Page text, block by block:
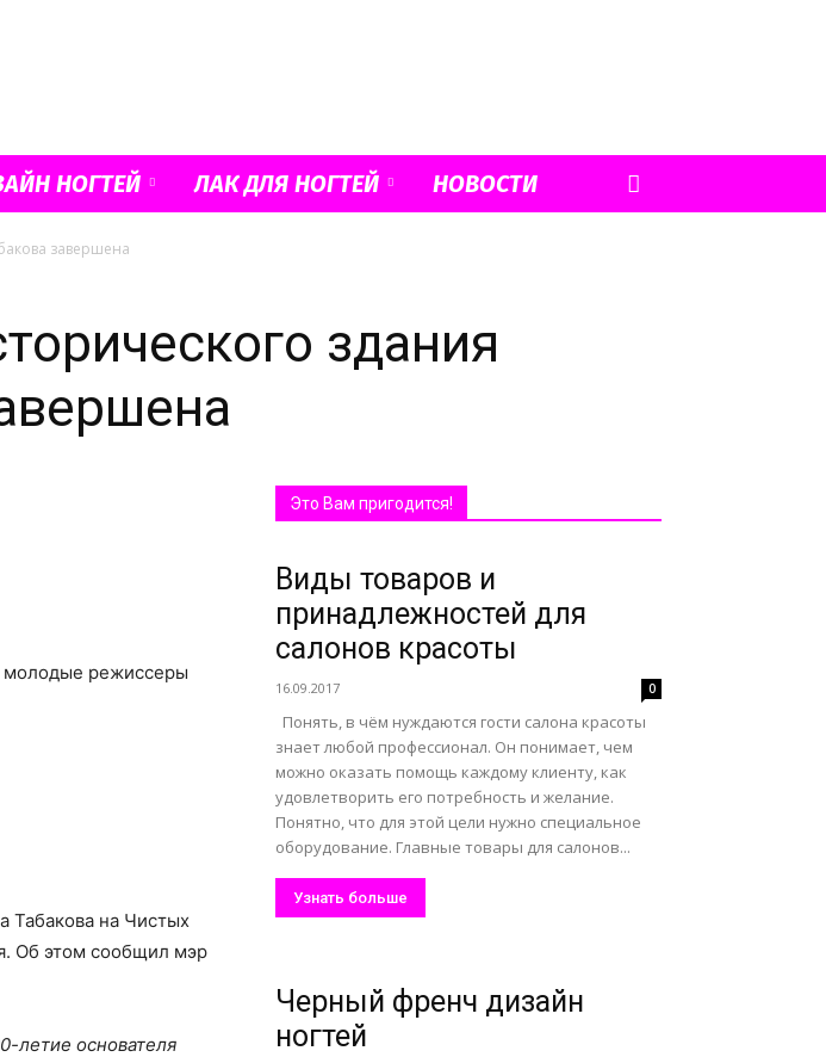
Французский
нем
НОГТЕЙ ЛАК ДЛЯ НОГТЕЙ НОВОСТИ
завершена
здания
молодые режиссеры
Табакова на Чистых
Об этом сообщил мэр
летие основателя
Это Вам пригодится!
Виды товаров и
принадлежностей для
салонов красоты
16.09.2017 0
Понять, в чём нуждаются гости салона красоты
знает любой профессионал. Он понимает, чем
можно оказать помощь каждому клиенту, как
удовлетворить его потребность и желание.
Понятно, что для этой цели нужно специальное
оборудование. Главные товары для салонов...
Узнать больше
Черный френч дизайн
ногтей